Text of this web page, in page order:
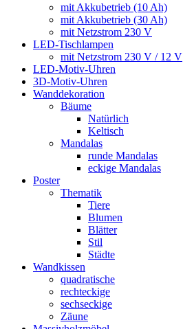
mit Akkubetrieb (10 Ah)
mit Akkubetrieb (30 Ah)
mit Netzstrom 230 V
LED-Tischlampen
mit Netzstrom 230 V / 12 V
LED-Motiv-Uhren
3D-Motiv-Uhren
Wanddekoration
Bäume
Natürlich
Keltisch
Mandalas
runde Mandalas
eckige Mandalas
Poster
Thematik
Tiere
Blumen
Blätter
Stil
Städte
Wandkissen
quadratische
rechteckige
sechseckige
Zäune